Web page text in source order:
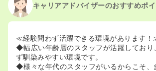
キャリアアドバイザーのおすすめポイ
≪経験問わず活躍できる環境があります
◆幅広い年齢層のスタッフが活躍しており
ず馴染みやすい環境です。
◆様々な年代のスタッフがいるからこそ、